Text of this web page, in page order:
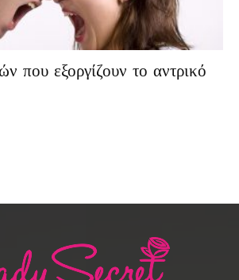
που εξοργίζουν το αντρικό